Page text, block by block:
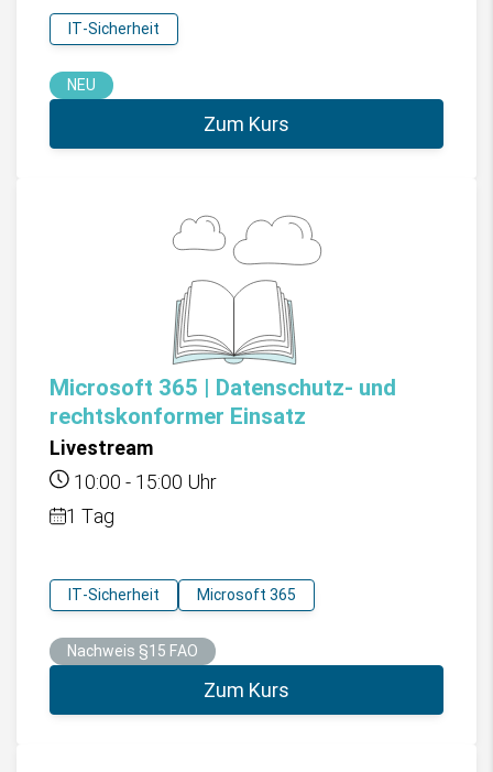
IT-Sicherheit
NEU
Zum Kurs
Microsoft 365 | Datenschutz- und
rechtskonformer Einsatz
Livestream
10:00 - 15:00 Uhr
1 Tag
IT-Sicherheit Microsoft 365
Nachweis §15 FAO
Zum Kurs